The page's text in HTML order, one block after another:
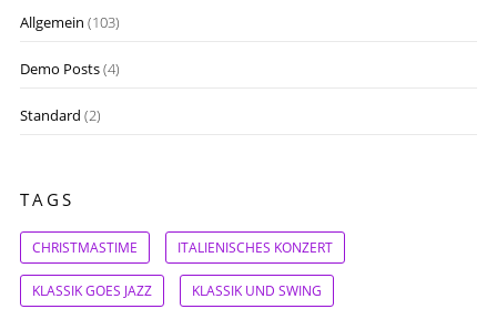
Allgemein (103)
Demo Posts(4)
Standard (2)
TAGS
CHRISTMASTIME ITALIENISCHES KONZERT
KLASSIK GOES JAZZ KLASSIK UND SWING